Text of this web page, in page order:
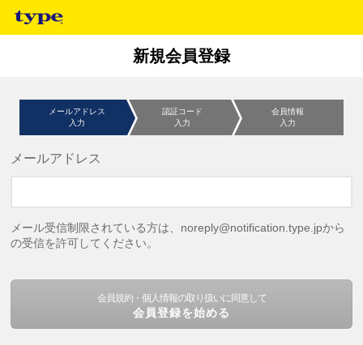
新規会員登録
メールアドレス
入力
認証コード
入力
会員情報
入力
メールアドレス
メール受信制限されている方は、noreply@notification.type.jpから
の受信を許可してください。
会員規約・個人情報の取り扱いに同意して
会員登録を始める